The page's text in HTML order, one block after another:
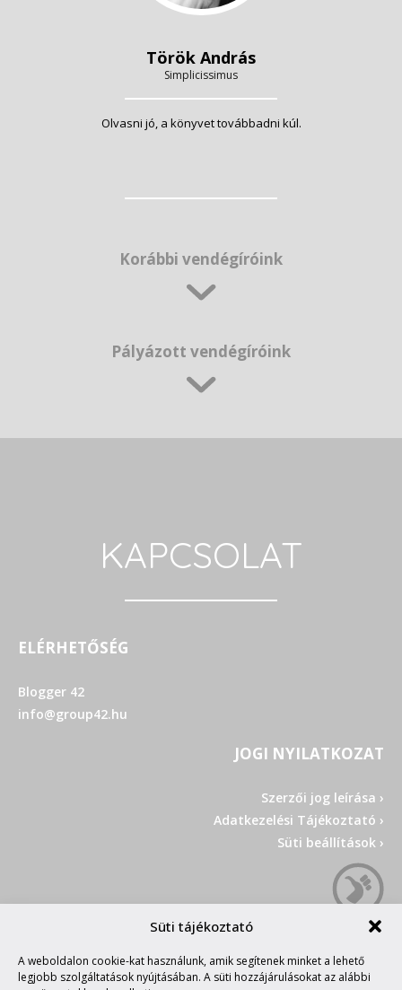
Süti tájékoztató
A weboldalon cookie-kat használunk, amik segítenek minket a lehető
legjobb szolgáltatások nyújtásában. A süti hozzájárulásokat az alábbi
Török András
Simplicissimus
Olvasni jó, a könyvet továbbadni kúl.
Korábbi vendégíróink
Pályázott vendégíróink
KAPCSOLAT
ELÉRHETŐSÉG
Blogger 42
info@group42.hu
JOGI NYILATKOZAT
Szerzői jog leírása ›
Adatkezelési Tájékoztató ›
Süti beállítások ›